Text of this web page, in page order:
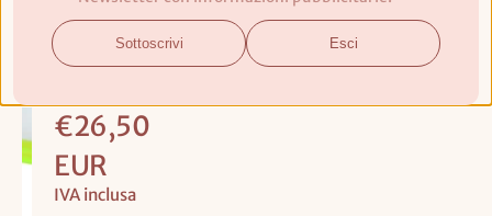
Materiale:
Acrilico
Prezzo
base
€26,50
EUR
IVA inclusa
Sottoscrivi Esci